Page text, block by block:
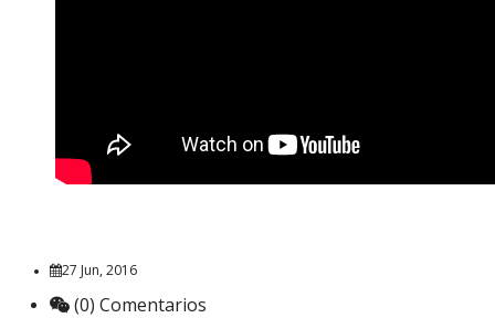
27 Jun, 2016
(0) Comentarios